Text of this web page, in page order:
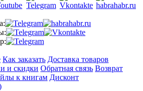
Как заказать Доставка товаров
и скидки Обратная связь Возврат
к книгам Дисконт